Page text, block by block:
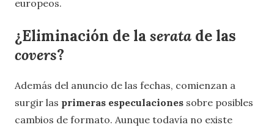
europeos.
¿Eliminación de laserata de las
covers?
Además del anuncio de las fechas, comienzan a
surgir las primeras especulaciones sobre posibles
cambios de formato. Aunque todavía no existe